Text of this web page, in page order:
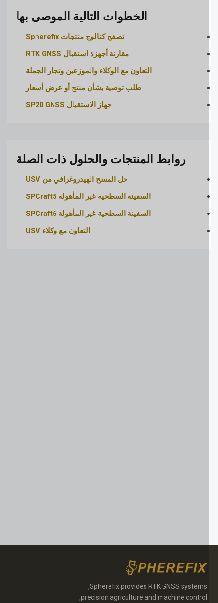
الخطوات التالية الموصى بها
تصفح كتالوج منتجات Spherefix
مقارنة أجهزة استقبال RTK GNSS
التعاون مع الوكلاء والموزعين وتجار الجملة
طلب توصية بشأن منتج أو عرض أسعار
جهاز الاستقبال SP20 GNSS
روابط المنتجات والحلول ذات الصلة
حل المسح الهيدروغرافي من USV
السفينة السطحية غير المأهولة SPCraft5
السفينة السطحية غير المأهولة SPCraft6
التعاون مع وكلاء USV
Spherefix provides RTK GNSS systems,
precision agriculture and machine control,